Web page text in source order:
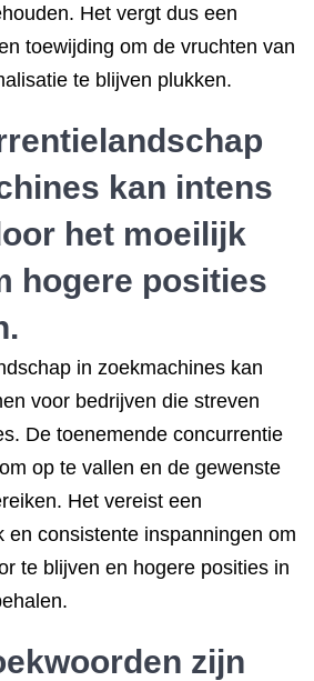
Het vergt dus een
toewijding om de vruchten van
te blijven plukken.
kan intens
het moeilijk
hogere posities
in zoekmachines kan
voor bedrijven die streven
De toenemende concurrentie
op te vallen en de gewenste
Het vereist een
en consistente inspanningen om
te blijven en hogere posities in
zijn